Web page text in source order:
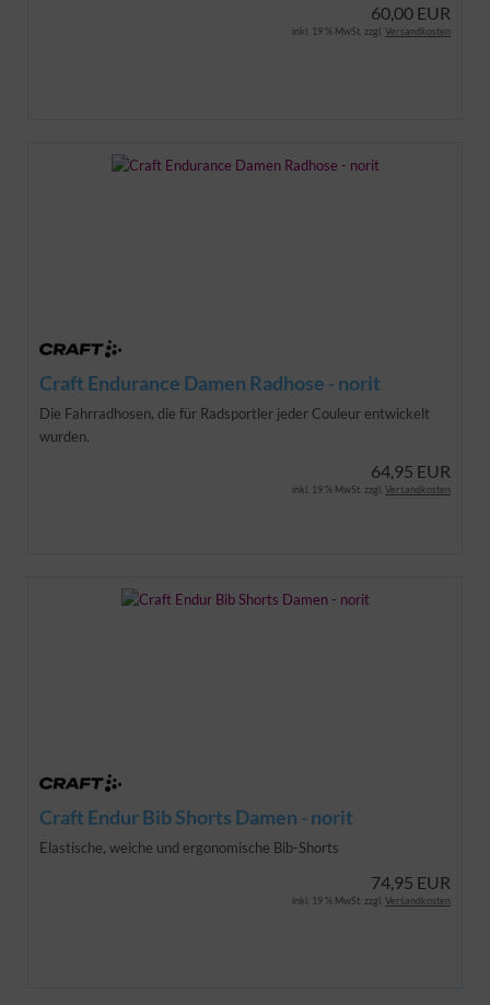
60,00 EUR
inkl. 19 % MwSt. zzgl. Versandkosten
Craft Endurance Damen Radhose - norit
Die Fahrradhosen, die für Radsportler jeder Couleur entwickelt
wurden.
64,95 EUR
inkl. 19 % MwSt. zzgl. Versandkosten
Craft Endur Bib Shorts Damen - norit
Elastische, weiche und ergonomische Bib-Shorts
74,95 EUR
inkl. 19 % MwSt. zzgl. Versandkosten